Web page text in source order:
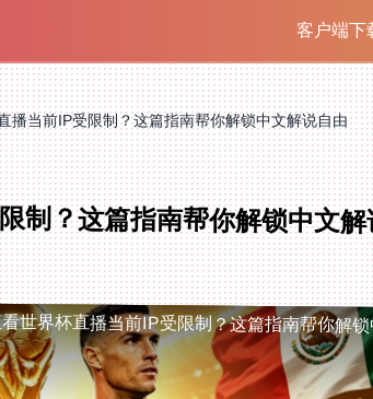
客户端下
播当前IP受限制？这篇指南帮你解锁中文解说自由
制？这篇指南帮你解锁中文解
世界杯直播当前IP受限制？这篇指南帮你解